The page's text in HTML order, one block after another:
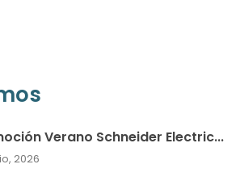
Verano Schneider Electric...
2026